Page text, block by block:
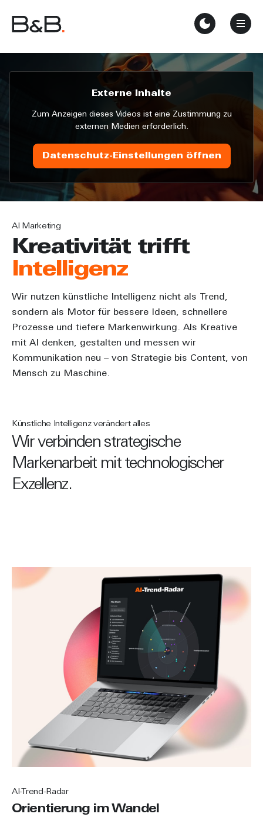
Externe Inhalte
Zum Anzeigen dieses Videos ist eine Zustimmung zu
externen Medien erforderlich.
Datenschutz-Einstellungen öffnen
AI Marketing
Kreativität trifft
Intelligenz
Wir nutzen künstliche Intelligenz nicht als Trend,
sondern als Motor für bessere Ideen, schnellere
Prozesse und tiefere Markenwirkung. Als Kreative
mit AI denken, gestalten und messen wir
Kommunikation neu – von Strategie bis Content, von
Mensch zu Maschine.
Künstliche Intelligenz verändert alles
Wir verbinden strategische
Markenarbeit mit technologischer
Exzellenz.
AI-Trend-Radar
Orientierung im Wandel